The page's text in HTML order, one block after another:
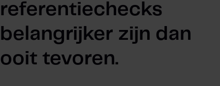
referentiechecks
belangrijker zijn dan
ooit tevoren.